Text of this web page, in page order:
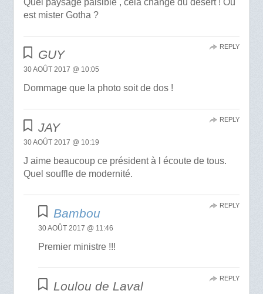
Quel paysage paisible , cela change du désert ! Où
est mister Gotha ?
GUY
30 AOÛT 2017 @ 10:05
Dommage que la photo soit de dos !
REPLY
JAY
30 AOÛT 2017 @ 10:19
J aime beaucoup ce président à l écoute de tous.
Quel souffle de modernité.
REPLY
Bambou
30 AOÛT 2017 @ 11:46
Premier ministre !!!
REPLY
Loulou de Laval
REPLY